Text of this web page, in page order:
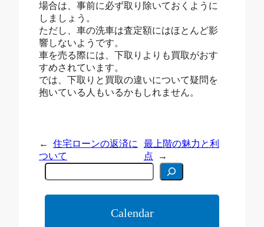
場合は、事前に必ず取り除いておくように
しましょう。
ただし、車の洗車は査定額にはほとんど影
響しないようです。
車を売る際には、下取りよりも買取がおす
すめされています。
では、下取りと買取の違いについて疑問を
抱いている人もいるかもしれません。
←
住宅ローンの返済に
ついて
最上階の魅力と利
点
→
C
e
c
Calendar